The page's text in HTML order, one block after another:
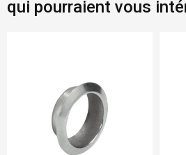
qui pourraient vous